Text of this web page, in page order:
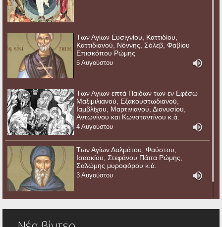
Των Αγίων Ευσιγνίου, Καττιδίου,
Καττιδιανού, Νόννης, Σόλεβ, Φαβίου
Επισκόπου Ρώμης
5 Αυγούστου
Των Αγιων επτά Παίδων των εν Εφέσω
Μαξιμιλιανού, Εξακουστωδιανού,
Ιαμβλίχου, Μαρτινιανού, Διονυσίου,
Αντωνίνου και Κωνσταντίνου κ.ά.
4 Αυγούστου
Των Αγίων Δαλμάτου, Φαύστου,
Ισαακίου, Στεφάνου Πάπα Ρώμης,
Σαλώμης μυροφόρου κ.ά.
3 Αυγούστου